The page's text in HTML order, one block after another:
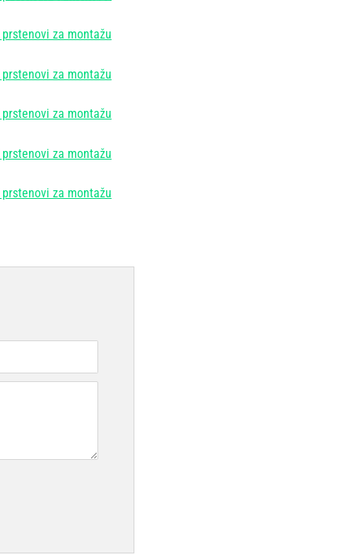
prstenovi za montažu
prstenovi za montažu
prstenovi za montažu
prstenovi za montažu
prstenovi za montažu